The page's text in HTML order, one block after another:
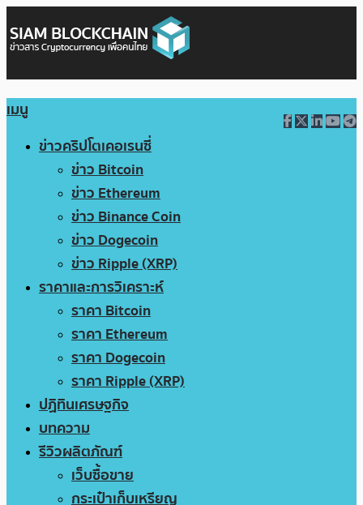
เมนู
ข่าวคริปโตเคอเรนซี่
ข่าว Bitcoin
ข่าว Ethereum
ข่าว Binance Coin
ข่าว Dogecoin
ข่าว Ripple (XRP)
ราคาและการวิเคราะห์
ราคา Bitcoin
ราคา Ethereum
ราคา Dogecoin
ราคา Ripple (XRP)
ปฏิทินเศรษฐกิจ
บทความ
รีวิวผลิตภัณฑ์
เว็บซื้อขาย
กระเป๋าเก็บเหรียญ